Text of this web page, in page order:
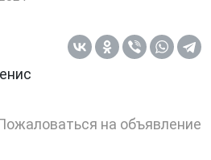
на объявление